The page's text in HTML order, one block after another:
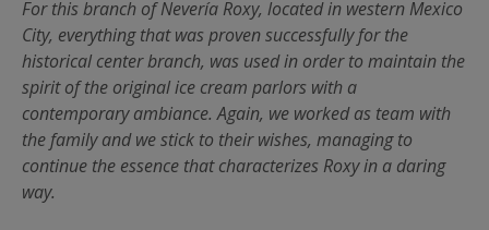
For this branch of Nevería Roxy, located in western Mexico
City, everything that was proven successfully for the
historical center branch, was used in order to maintain the
spirit of the original ice cream parlors with a
contemporary ambiance. Again, we worked as team with
the family and we stick to their wishes, managing to
continue the essence that characterizes Roxy in a daring
way.